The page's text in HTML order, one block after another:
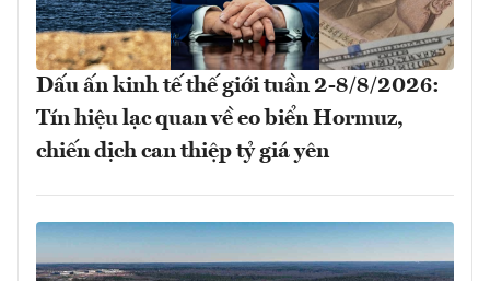
Dấu ấn kinh tế thế giới tuần 2-8/8/2026:
Tín hiệu lạc quan về eo biển Hormuz,
chiến dịch can thiệp tỷ giá yên